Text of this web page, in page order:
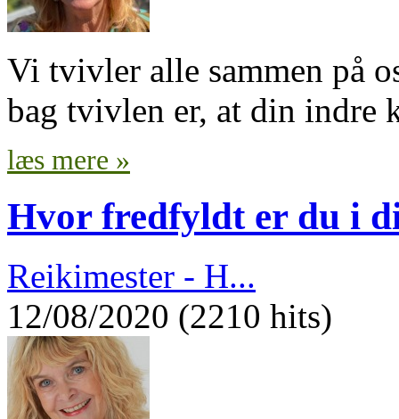
Vi tvivler alle sammen på
bag tvivlen er, at din indre
læs mere »
Hvor fredfyldt er du i
Reikimester - H...
12/08/2020 (2210 hits)